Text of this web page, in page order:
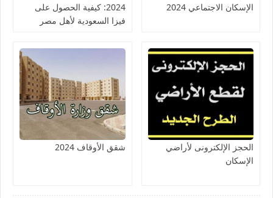
الإسكان الاجتماعي 2024
2024: كيفية الحصول على
فيزا السعودية لأهل مصر
الحجز الإلكترونى لأراضي
الإسكان
شقق الأوقاف 2024